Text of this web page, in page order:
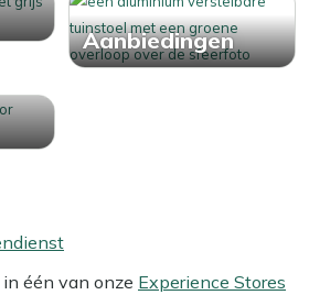
Aanbiedingen
één van onze Experience Stores